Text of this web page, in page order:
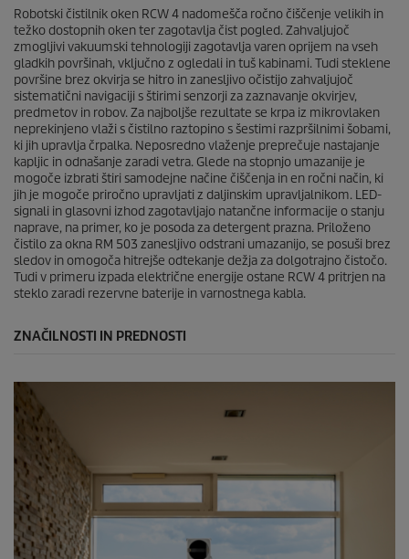
e
5
o
c
e
n
Robotski čistilnik oken RCW 4 nadomešča ročno čiščenje velikih in
težko dostopnih oken ter zagotavlja čist pogled. Zahvaljujoč
zmogljivi vakuumski tehnologiji zagotavlja varen oprijem na vseh
gladkih površinah, vključno z ogledali in tuš kabinami. Tudi steklene
površine brez okvirja se hitro in zanesljivo očistijo zahvaljujoč
sistematični navigaciji s štirimi senzorji za zaznavanje okvirjev,
predmetov in robov. Za najboljše rezultate se krpa iz mikrovlaken
neprekinjeno vlaži s čistilno raztopino s šestimi razpršilnimi šobami,
ki jih upravlja črpalka. Neposredno vlaženje preprečuje nastajanje
kapljic in odnašanje zaradi vetra. Glede na stopnjo umazanije je
mogoče izbrati štiri samodejne načine čiščenja in en ročni način, ki
jih je mogoče priročno upravljati z daljinskim upravljalnikom. LED-
signali in glasovni izhod zagotavljajo natančne informacije o stanju
naprave, na primer, ko je posoda za detergent prazna. Priloženo
čistilo za okna RM 503 zanesljivo odstrani umazanijo, se posuši brez
sledov in omogoča hitrejše odtekanje dežja za dolgotrajno čistočo.
Tudi v primeru izpada električne energije ostane RCW 4 pritrjen na
steklo zaradi rezervne baterije in varnostnega kabla.
ZNAČILNOSTI IN PREDNOSTI